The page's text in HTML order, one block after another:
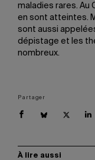
maladies rares. Au
en sont atteintes.
sont aussi
dépistage et les
nombreux.
Partager
À lire aussi